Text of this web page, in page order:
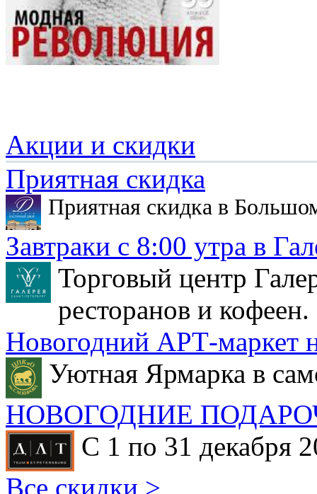
Акции и скидки
Приятная скидка
Приятная скидка в
Завтраки с 8:00 утра в
Торговый центр
ресторанов и кофеен.
Новогодний АРТ-маркет
Уютная Ярмарка в
НОВОГОДНИЕ
С 1 по 31 декабря
Все скидки >